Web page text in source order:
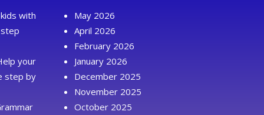
with
your
step by
May 2026
April 2026
February 2026
January 2026
December 2025
November 2025
October 2025